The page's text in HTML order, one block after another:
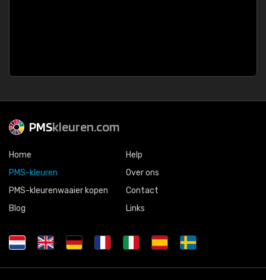
PMSkleuren.com
Home
PMS-kleuren
PMS-kleurenwaaier kopen
Blog
Help
Over ons
Contact
Links